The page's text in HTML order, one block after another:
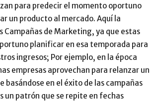
para predecir el momento oportuno
un producto al mercado. Aquí la
Campañas de Marketing, ya que estas
planificar en esa temporada para
ingresos; Por ejemplo, en la época
empresas aprovechan para relanzar un
basándose en el éxito de las campañas
un patrón que se repite en fechas